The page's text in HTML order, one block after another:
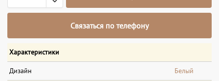
Связаться по телефону
Характеристики
Дизайн Белый